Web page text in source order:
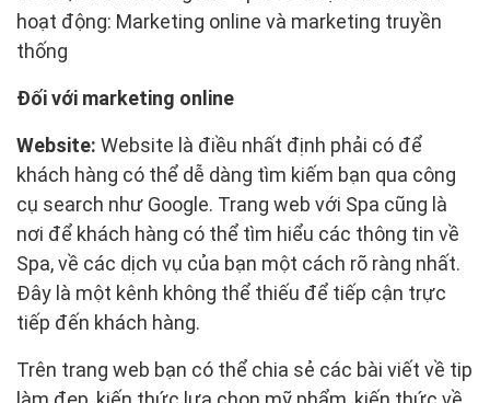
hoạt động: Marketing online và marketing truyền
thống
Đối với marketing online
Website: Website là điều nhất định phải có để
khách hàng có thể dễ dàng tìm kiếm bạn qua công
cụ search như Google. Trang web với Spa cũng là
nơi để khách hàng có thể tìm hiểu các thông tin về
Spa, về các dịch vụ của bạn một cách rõ ràng nhất.
Đây là một kênh không thể thiếu để tiếp cận trực
tiếp đến khách hàng.
Trên trang web bạn có thể chia sẻ các bài viết về tip